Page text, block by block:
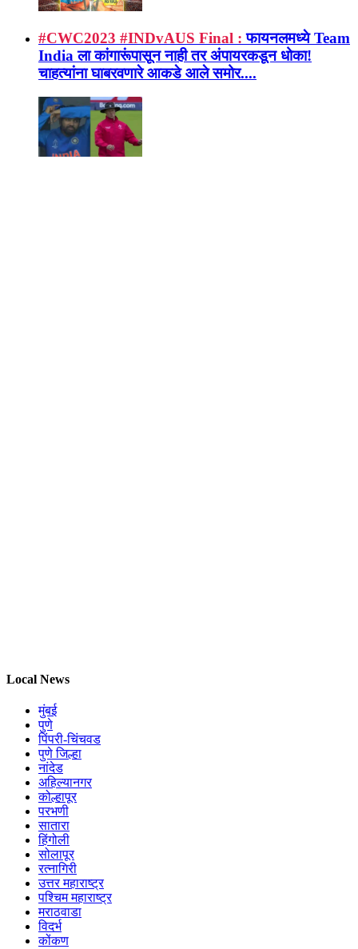
#CWC2023 #INDvAUS Final : फायनलमध्ये Team
India ला कांगारूंपासून नाही तर अंपायरकडून धोका!
चाहत्यांना घाबरवणारे आकडे आले समोर....
Local News
मुंबई
पुणे
पिंपरी-चिंचवड
पुणे जिल्हा
नांदेड
अहिल्यानगर
कोल्हापूर
परभणी
सातारा
हिंगोली
सोलापूर
रत्नागिरी
उत्तर महाराष्ट्र
पश्चिम महाराष्ट्र
मराठवाडा
विदर्भ
कोंकण